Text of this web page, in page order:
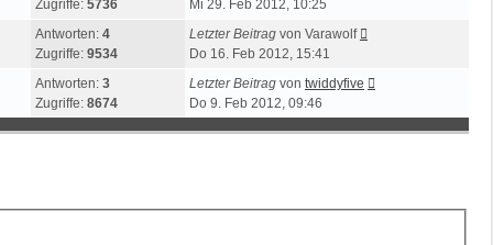
Zugriffe: 5736
Mi 29. Feb 2012, 10:25
Antworten: 4
Zugriffe: 9534
Letzter Beitrag von Varawolf
Do 16. Feb 2012, 15:41
Antworten: 3
Zugriffe: 8674
Letzter Beitrag von twiddyfive
Do 9. Feb 2012, 09:46